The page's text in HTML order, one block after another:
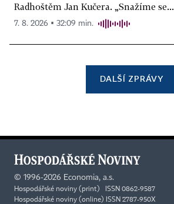
Radhoštěm Jan Kučera. „Snažíme se...
7. 8. 2026 ▪ 32:09 min.
DALŠÍ ZPRÁVY
© 1996-2026 Economia, a.s.
Hospodářské noviny (print) ISSN 0862-9587
Hospodářské noviny (online) ISSN 2787-950X